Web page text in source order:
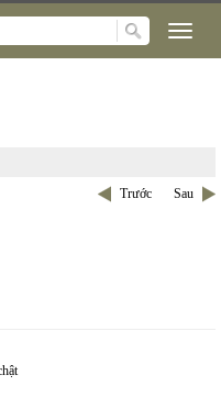
Trước Sau